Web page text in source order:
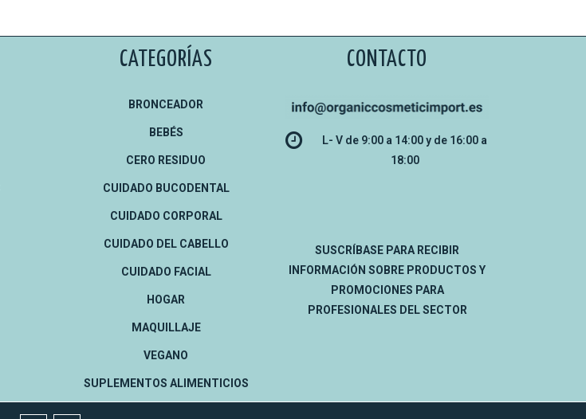
CATEGORÍAS
BRONCEADOR
BEBÉS
CERO RESIDUO
CUIDADO BUCODENTAL
CUIDADO CORPORAL
CUIDADO DEL CABELLO
CUIDADO FACIAL
HOGAR
MAQUILLAJE
VEGANO
SUPLEMENTOS ALIMENTICIOS
CONTACTO
L- V de 9:00 a 14:00 y de 16:00 a
18:00
SUSCRÍBASE PARA RECIBIR
INFORMACIÓN SOBRE PRODUCTOS Y
PROMOCIONES PARA
PROFESIONALES DEL SECTOR